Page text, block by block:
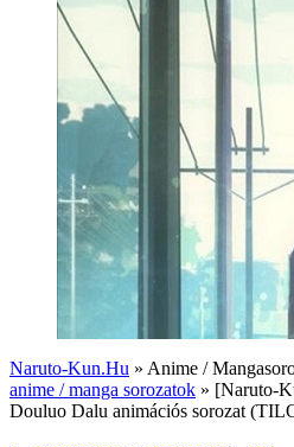
Naruto-Kun.Hu » Anime /
anime / manga sorozatok » [Naruto-
Douluo Dalu animációs sorozat